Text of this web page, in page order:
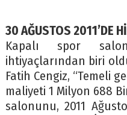
30 AĞUSTOS 2011’DE
Kapalı spor
ihtiyaçlarından biri
Fatih Cengiz, “Temeli
maliyeti 1 Milyon 688
salonunu, 2011